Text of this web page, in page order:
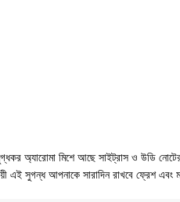
মিশে আছে সাইট্রাস ও উডি নোটের
এই সুগন্ধ আপনাকে সারাদিন রাখবে ফ্রেশ